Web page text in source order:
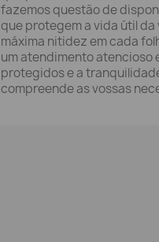
fazemos questão de
que protegem a vida útil
máxima nitidez em cada
um atendimento atencioso
protegidos e a
compreende as vossas